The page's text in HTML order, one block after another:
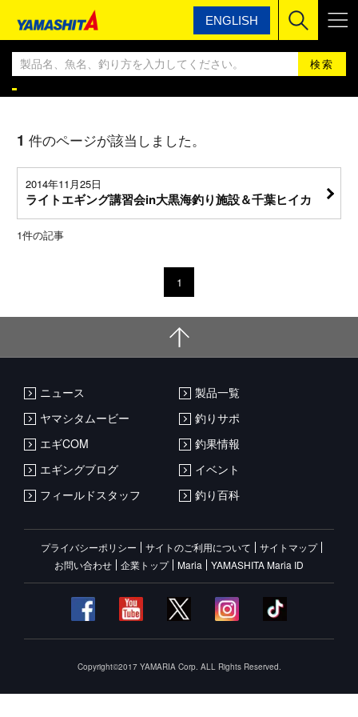
ENGLISH
ヤマシタ YAMASHITA エギングBLOG
YAMASHITA エギングBLOG
1 件のページが該当しました。
2014年11月25日
ライトエギング講習会in大黒海釣り施設＆千葉ヒイカ
1件の記事
1
ニュース
製品一覧
ヤマシタムービー
釣りサポ
エギCOM
釣果情報
エギングブログ
イベント
フィールドスタッフ
釣り百科
プライバシーポリシー サイトのご利用について
サイトマップ
お問い合わせ
企業トップ Maria YAMASHITA Maria ID
Copyright©2017 YAMARIA Corp. ALL Rights Reserved.